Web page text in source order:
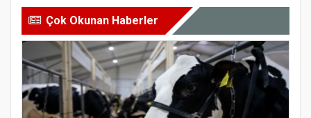
Çok Okunan Haberler